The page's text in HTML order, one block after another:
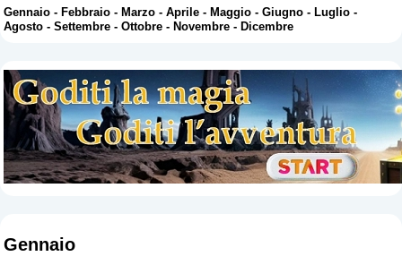
Gennaio -Febbraio -Marzo -Aprile -Maggio -Giugno -Luglio -
Agosto -Settembre -Ottobre -Novembre -Dicembre
Gennaio